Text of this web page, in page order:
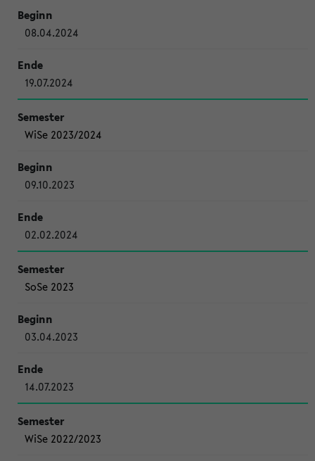
08.04.2024
19.07.2024
WiSe 2023/2024
09.10.2023
02.02.2024
SoSe 2023
03.04.2023
14.07.2023
WiSe 2022/2023